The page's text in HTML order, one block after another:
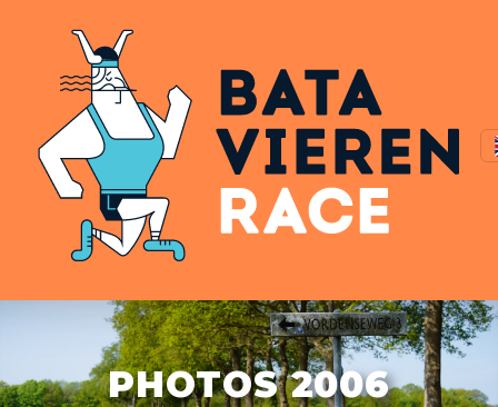
PHOTOS 2006